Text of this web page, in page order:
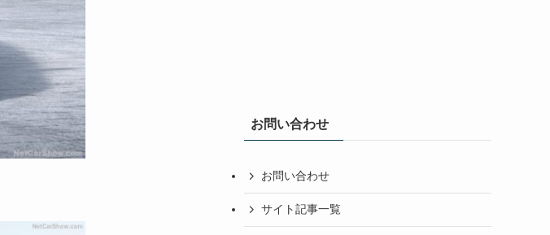
お問い合わせ
お問い合わせ
サイト記事一覧